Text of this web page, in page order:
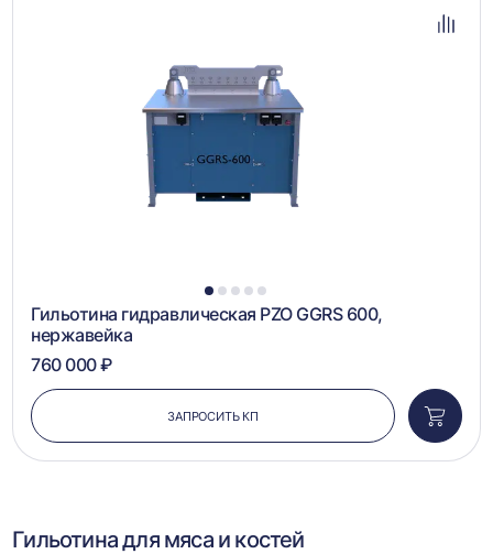
1 2 3 4 5
Гильотина гидравлическая PZO GGRS 600,
нержавейка
760 000 ₽
ЗАПРОСИТЬ КП
в
Гильотина для мяса и костей